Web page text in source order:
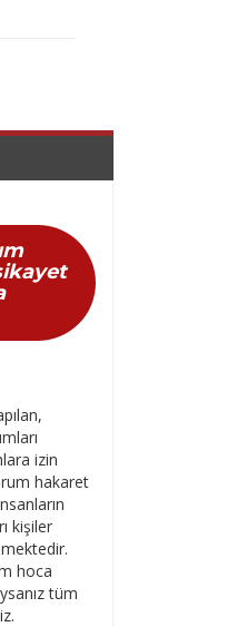
izin
hakaret
kişiler
hoca
tüm